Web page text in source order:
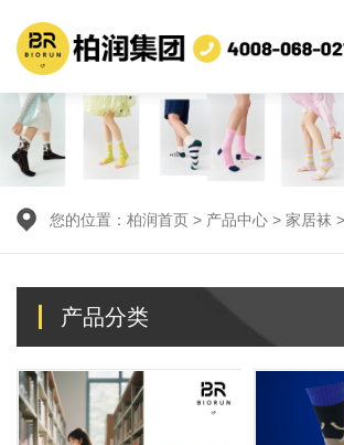
您的位置： 柏润首页 > 产品中心 > 家居袜 >
产品分类